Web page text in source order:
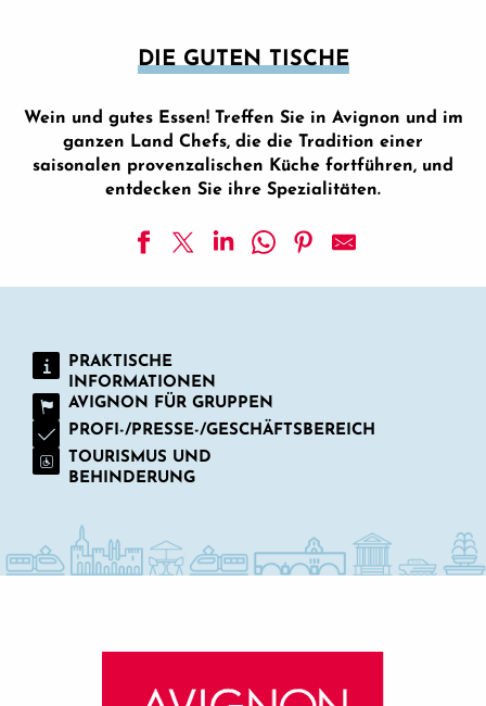
DIE GUTEN TISCHE
Wein und gutes Essen! Treffen Sie in Avignon und im
ganzen Land Chefs, die die Tradition einer
saisonalen provenzalischen Küche fortführen, und
entdecken Sie ihre Spezialitäten.
Restaurant Sevin
O' Papilles
Maison de la Tour
Hiély-Lucullus
La Mirande - Das gastronomische Restaurant
Zwischen Weinreben und Garrigue
Auberge de Cassagne & Spa
PRAKTISCHE
INFORMATIONEN
AVIGNON FÜR GRUPPEN
PROFI-/PRESSE-/GESCHÄFTSBEREICH
TOURISMUS UND
BEHINDERUNG